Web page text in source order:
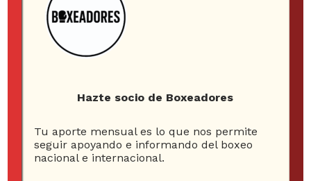
1
ARTICLE
Hazte socio de Boxeadores
Tu aporte mensual es lo que nos permite
seguir apoyando e informando del boxeo
nacional e internacional.